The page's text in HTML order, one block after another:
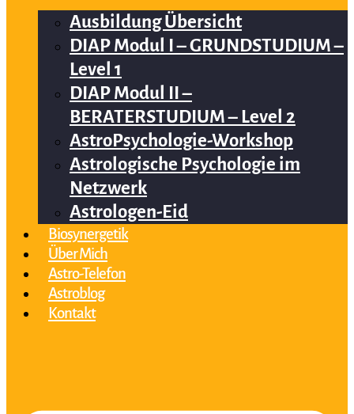
Ausbildung Übersicht
DIAP Modul I – GRUNDSTUDIUM –
Level 1
DIAP Modul II –
BERATERSTUDIUM – Level 2
AstroPsychologie-Workshop
Astrologische Psychologie im
Netzwerk
Astrologen-Eid
Biosynergetik
Über Mich
Astro-Telefon
Astroblog
Kontakt